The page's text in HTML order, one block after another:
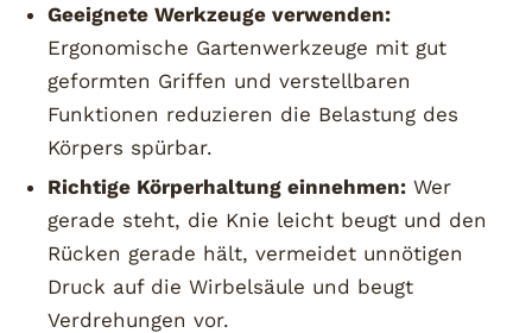
Geeignete Werkzeuge verwenden:
Ergonomische Gartenwerkzeuge mit gut
geformten Griffen und verstellbaren
Funktionen reduzieren die Belastung des
Körpers spürbar.
Richtige Körperhaltung einnehmen:Wer
gerade steht, die Knie leicht beugt und den
Rücken gerade hält, vermeidet unnötigen
Druck auf die Wirbelsäule und beugt
Verdrehungen vor.